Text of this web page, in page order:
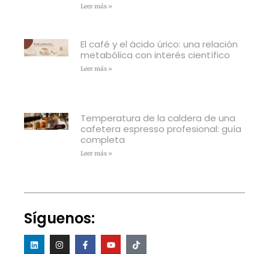
Leer más »
El café y el ácido úrico: una relación
metabólica con interés científico
Leer más »
Temperatura de la caldera de una
cafetera espresso profesional: guía
completa
Leer más »
Síguenos: